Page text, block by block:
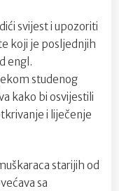
svijest i upozoriti
koji je posljednjih
engl.
studenog
kako bi osvijestili
i liječenje
starijih od
sa